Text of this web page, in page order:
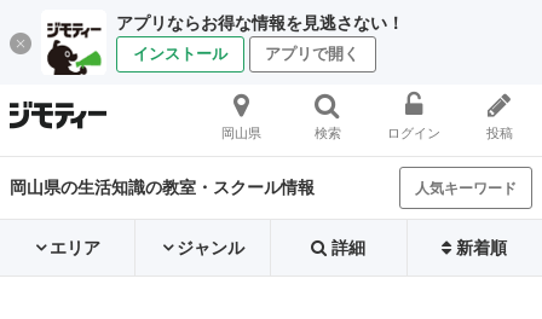
アプリならお得な情報を見逃さない！
インストール アプリで開く
岡山県 検索 ログイン 投稿
岡山県の生活知識の教室・スクール情報 人気キーワード
エリア ジャンル 詳細 新着順